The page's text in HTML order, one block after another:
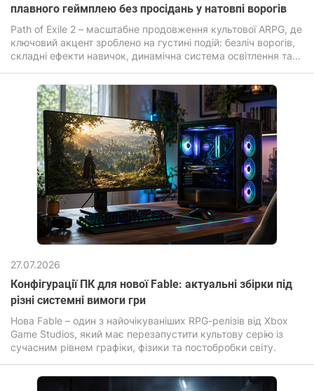
плавного геймплею без просідань у натовпі ворогів
Path of Exile 2 – масштабне продовження культової ARPG, де
ключовий акцент зроблено на густині подій: безліч ворогів,
складні ефекти навичок, динамічна система освітлення та
27.07.2026
Конфігурації ПК для нової Fable: актуальні збірки під
різні системні вимоги гри
Нова Fable – один з найочікуваніших RPG-релізів від Xbox
Game Studios, який має перезапустити культову серію із
сучасним рівнем графіки, фізики та постобробки світу.